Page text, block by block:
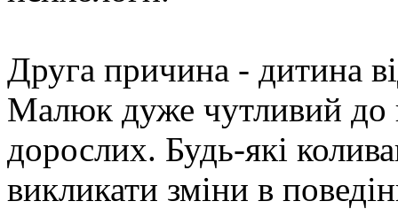
Друга причина - дитина
Малюк дуже чутливий до
дорослих. Будь-які
викликати зміни в